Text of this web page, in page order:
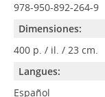
978-950-892-264-9
Dimensiones:
400 p. / il. / 23 cm.
Langues:
Español